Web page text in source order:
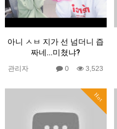
아니 ㅅㅂ 지가 선 넘더니 즙
짜네...미쳤냐?
관리자 0 3,523
Hot